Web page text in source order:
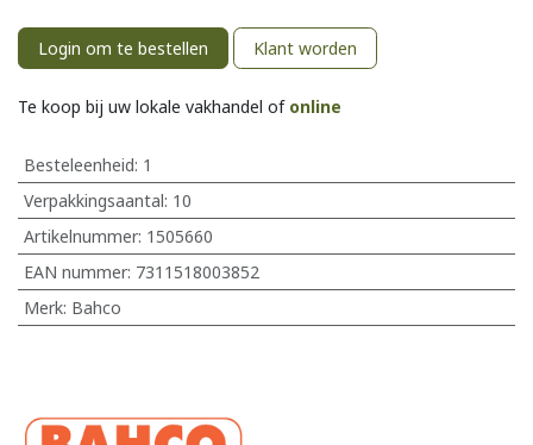
Login om te bestellen Klant worden
Te koop bij uw lokale vakhandel of online
Besteleenheid: 1
Verpakkingsaantal: 10
Artikelnummer: 1505660
EAN nummer: 7311518003852
Merk: Bahco